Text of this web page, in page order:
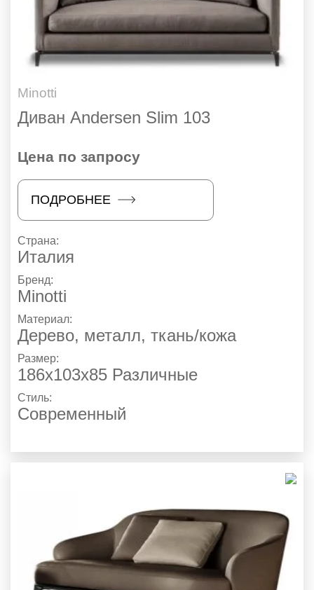
Minotti
Диван Andersen Slim 103
Цена по запросу
ПОДРОБНЕЕ
Страна:
Италия
Бренд:
Minotti
Материал:
Дерево, металл, ткань/кожа
Размер:
186х103х85 Различные
Стиль:
Современный